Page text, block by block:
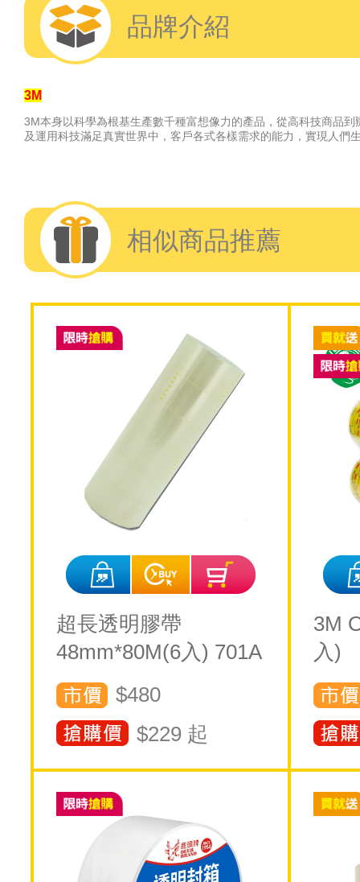
品牌介紹
3M
3M本身以科學為根基生產數千種富想像力的產品，從高科技商品
及運用科技滿足真實世界中，客戶各式各樣需求的能力， 實現人們
相似商品推薦
超長透明膠帶
48mm*80M(6入) 701A
$480
$229 起
3M
入)